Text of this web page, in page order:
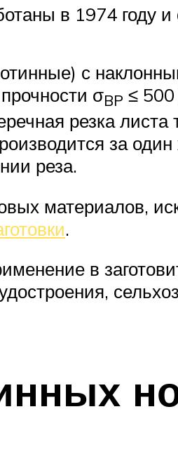
в 1974 году и
с
σBP ≤
резка
за
реза.
материалов,
.
в